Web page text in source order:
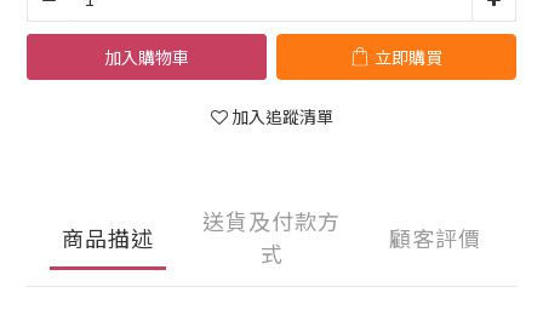
加入購物車 立即購買
加入追蹤清單
商品描述
送貨及付款方
式
顧客評價